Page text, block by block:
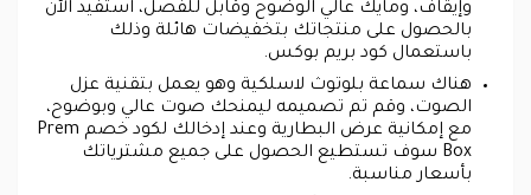
وإيقاف، ومايك عالي الوضوح وقابل للفصل، استفيد الآن
بالحصول على منتجاتك بتخفيضات هائلة وذلك
باستعمال كود بريم بوكس.
هناك سماعة بلوتوث لاسلكية وهو يعمل بتقنية عزل
الصوت، وقم تم تصميمه ليمنحك صوت عالي وبوضوح،
مع إمكانية عرض البطارية وعند إدخالك لكود خصم Prem
Box سوف تستطيع الحصول على جميع مشترياتك
بأسعار مناسبة.